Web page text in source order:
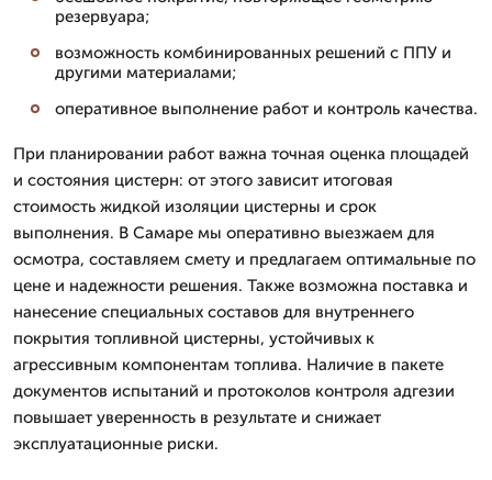
резервуара;
возможность комбинированных решений с ППУ и
другими материалами;
оперативное выполнение работ и контроль качества.
При планировании работ важна точная оценка площадей
и состояния цистерн: от этого зависит итоговая
стоимость жидкой изоляции цистерны и срок
выполнения. В Самаре мы оперативно выезжаем для
осмотра, составляем смету и предлагаем оптимальные по
цене и надежности решения. Также возможна поставка и
нанесение специальных составов для внутреннего
покрытия топливной цистерны, устойчивых к
агрессивным компонентам топлива. Наличие в пакете
документов испытаний и протоколов контроля адгезии
повышает уверенность в результате и снижает
эксплуатационные риски.